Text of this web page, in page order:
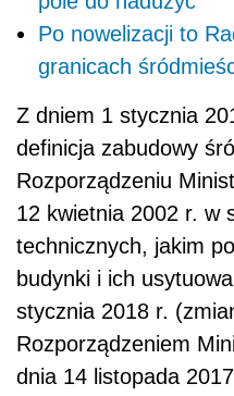
Po nowelizacji to
granicach
Z dniem 1 stycznia
definicja zabudowy
Rozporządzeniu
12 kwietnia 2002 r. w
technicznych, jakim
budynki i ich
stycznia 2018 r.
Rozporządzeniem
dnia 14 listopada